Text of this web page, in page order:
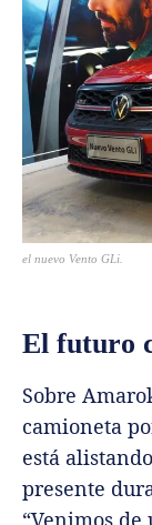
el nuevo Vento GLi.
El futuro
Sobre
camioneta
está
presente
“Venimos